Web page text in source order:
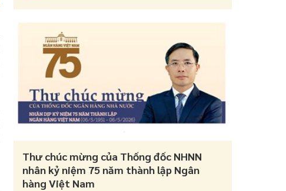
Thư chúc mừng của Thống đốc NHNN
nhân kỷ niệm 75 năm thành lập Ngân
hàng Việt Nam